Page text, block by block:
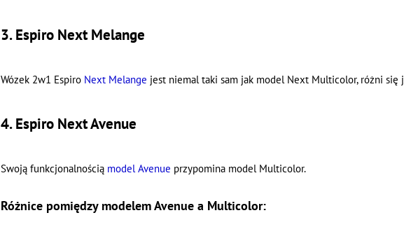
3. Espiro Next Melange
Wózek 2w1 Espiro Next Melange jest niemal taki sam jak model Next Multicolor, różni się
4. Espiro Next Avenue
Swoją funkcjonalnością model Avenue przypomina model Multicolor.
Różnice pomiędzy modelem Avenue a Multicolor: